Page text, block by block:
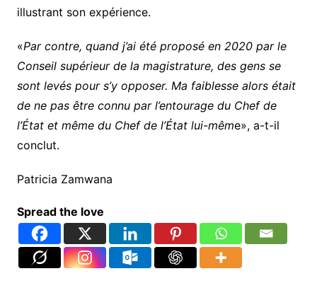
illustrant son expérience.
«Par contre, quand j’ai été proposé en 2020 par le
Conseil supérieur de la magistrature, des gens se
sont levés pour s’y opposer. Ma faiblesse alors était
de ne pas être connu par l’entourage du Chef de
l’État et même du Chef de l’État lui-même», a-t-il
conclut.
Patricia Zamwana
Spread the love